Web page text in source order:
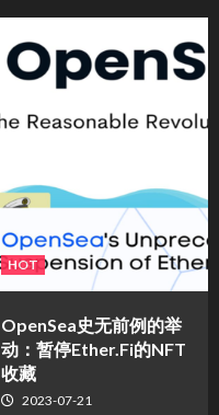
HOT
OpenSea史无前例的举
动：暂停Ether.Fi的NFT
收藏
2023-07-21